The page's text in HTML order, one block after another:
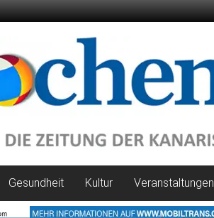
Gesundheit Kultur Veranstaltungen